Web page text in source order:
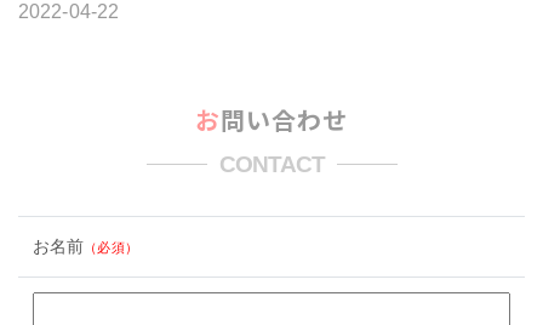
2022-04-22
お問い合わせ
CONTACT
お名前 （必須）